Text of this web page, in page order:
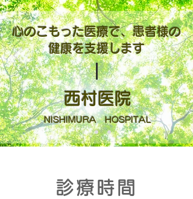
心のこもった医療で、患者様の
健康を支援します
​西村医院
NISHIMURA HOSPITAL
診療時間